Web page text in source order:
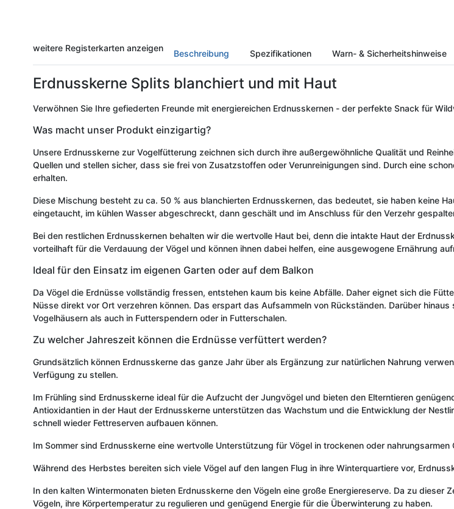
weitere Registerkarten anzeigen
Beschreibung Spezifikationen Warn- & Sicherheitshinweise
Erdnusskerne Splits blanchiert und mit Haut
Verwöhnen Sie Ihre gefiederten Freunde mit energiereichen Erdnusskernen - der perfekte Snack für
Was macht unser Produkt einzigartig?
Unsere Erdnusskerne zur Vogelfütterung zeichnen sich durch ihre außergewöhnliche Qualität und
Quellen und stellen sicher, dass sie frei von Zusatzstoffen oder Verunreinigungen sind. Durch eine
erhalten.
Diese Mischung besteht zu ca. 50 % aus blanchierten Erdnusskernen, das bedeutet, sie haben keine
eingetaucht, im kühlen Wasser abgeschreckt, dann geschält und im Anschluss für den Verzehr
Bei den restlichen Erdnusskernen behalten wir die wertvolle Haut bei, denn die intakte Haut der
vorteilhaft für die Verdauung der Vögel und können ihnen dabei helfen, eine ausgewogene Ernährung
Ideal für den Einsatz im eigenen Garten oder auf dem Balkon
Da Vögel die Erdnüsse vollständig fressen, entstehen kaum bis keine Abfälle. Daher eignet sich die
Nüsse direkt vor Ort verzehren können. Das erspart das Aufsammeln von Rückständen. Darüber
Vogelhäusern als auch in Futterspendern oder in Futterschalen.
Zu welcher Jahreszeit können die Erdnüsse verfüttert werden?
Grundsätzlich können Erdnusskerne das ganze Jahr über als Ergänzung zur natürlichen Nahrung
Verfügung zu stellen.
Im Frühling sind Erdnusskerne ideal für die Aufzucht der Jungvögel und bieten den Elterntieren
Antioxidantien in der Haut der Erdnusskerne unterstützen das Wachstum und die Entwicklung der
schnell wieder Fettreserven aufbauen können.
Im Sommer sind Erdnusskerne eine wertvolle Unterstützung für Vögel in trockenen oder
Während des Herbstes bereiten sich viele Vögel auf den langen Flug in ihre Winterquartiere vor,
In den kalten Wintermonaten bieten Erdnusskerne den Vögeln eine große Energiereserve. Da zu
Vögeln, ihre Körpertemperatur zu regulieren und genügend Energie für die Überwinterung zu haben.